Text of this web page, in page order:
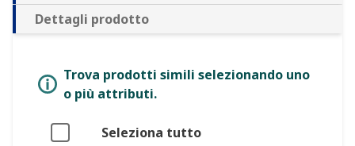
Dettagli prodotto
Trova prodotti simili selezionando uno
o più attributi.
Seleziona tutto